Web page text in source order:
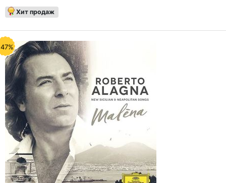
Хит продаж